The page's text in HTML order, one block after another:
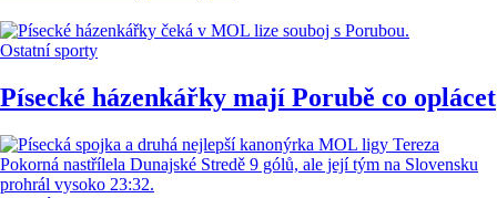
Ostatní sporty
Písecké házenkářky mají Porubě co oplácet